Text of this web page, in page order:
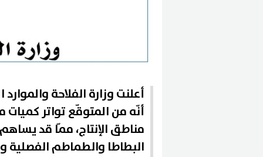
أنّه من المتوقّع تواتر
مناطق الإنتاج، ممّا قد
البطاطا والطماطم الفصلية